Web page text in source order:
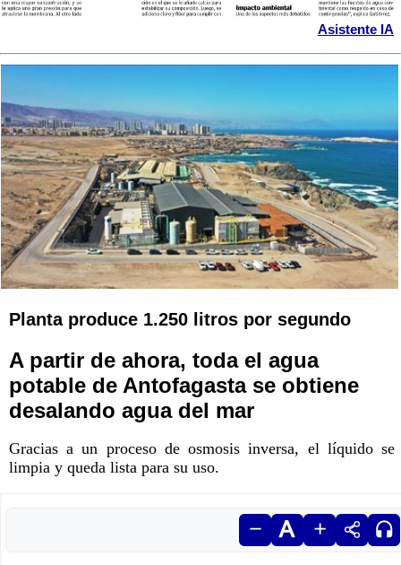
Asistente IA
Planta produce 1.250 litros por segundo
A partir de ahora, toda el agua
potable de Antofagasta se obtiene
desalando agua del mar
Gracias a un proceso de osmosis inversa, el líquido se
limpia y queda lista para su uso.